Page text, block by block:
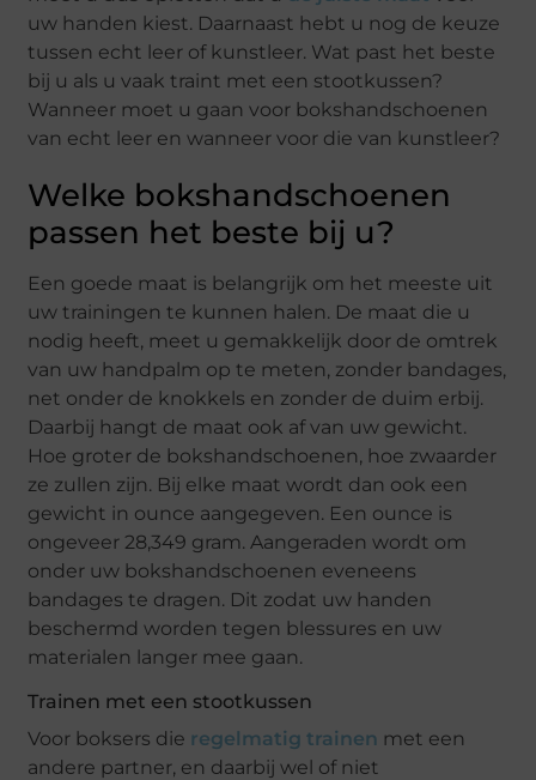
uw handen kiest. Daarnaast hebt u nog de keuze
tussen echt leer of kunstleer. Wat past het beste
bij u als u vaak traint met een stootkussen?
Wanneer moet u gaan voor bokshandschoenen
van echt leer en wanneer voor die van kunstleer?
Welke bokshandschoenen
passen het beste bij u?
Een goede maat is belangrijk om het meeste uit
uw trainingen te kunnen halen. De maat die u
nodig heeft, meet u gemakkelijk door de omtrek
van uw handpalm op te meten, zonder bandages,
net onder de knokkels en zonder de duim erbij.
Daarbij hangt de maat ook af van uw gewicht.
Hoe groter de bokshandschoenen, hoe zwaarder
ze zullen zijn. Bij elke maat wordt dan ook een
gewicht in ounce aangegeven. Een ounce is
ongeveer 28,349 gram. Aangeraden wordt om
onder uw bokshandschoenen eveneens
bandages te dragen. Dit zodat uw handen
beschermd worden tegen blessures en uw
materialen langer mee gaan.
Trainen met een stootkussen
Voor boksers die regelmatig trainen met een
andere partner, en daarbij wel of niet